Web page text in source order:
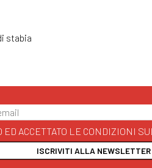
stabia
ED ACCETTATO LE CONDIZIONI
ISCRIVITI ALLA NEWSLETTER